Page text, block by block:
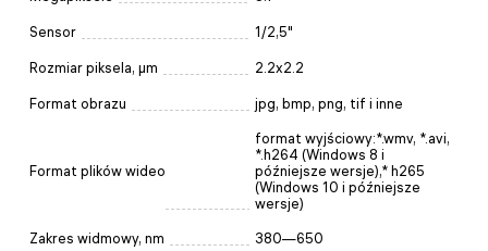
Sensor 1/2,5"
Rozmiar piksela, µm 2.2x2.2
Format obrazu jpg, bmp, png, tif i inne
Format plików wideo
format wyjściowy:*.wmv, *.avi,
*.h264 (Windows 8 i
późniejsze wersje),* h265
(Windows 10 i późniejsze
wersje)
Zakres widmowy, nm 380—650